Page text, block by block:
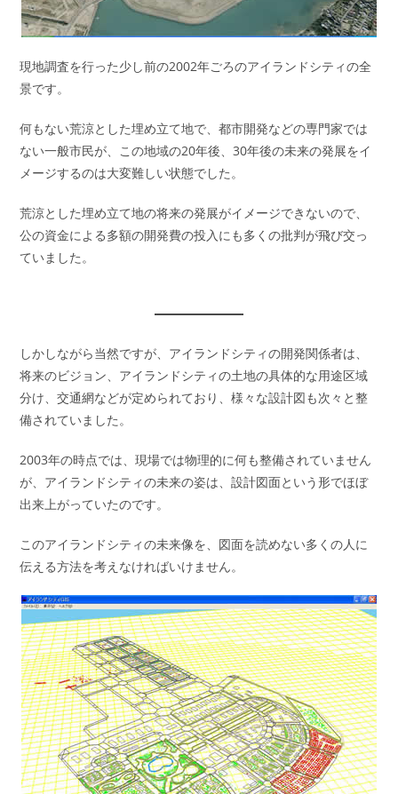
現地調査を行った少し前の2002年ごろのアイランドシティの全
景です。
何もない荒涼とした埋め立て地で、都市開発などの専門家では
ない一般市民が、この地域の20年後、30年後の未来の発展をイ
メージするのは大変難しい状態でした。
荒涼とした埋め立て地の将来の発展がイメージできないので、
公の資金による多額の開発費の投入にも多くの批判が飛び交っ
ていました。
しかしながら当然ですが、アイランドシティの開発関係者は、
将来のビジョン、アイランドシティの土地の具体的な用途区域
分け、交通網などが定められており、様々な設計図も次々と整
備されていました。
2003年の時点では、現場では物理的に何も整備されていません
が、アイランドシティの未来の姿は、設計図面という形でほぼ
出来上がっていたのです。
このアイランドシティの未来像を、図面を読めない多くの人に
伝える方法を考えなければいけません。